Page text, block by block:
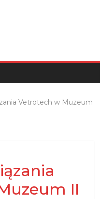
Vetrotech w Muzeum
II